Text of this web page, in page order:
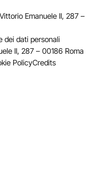
Emanuele II, 287 –
dei dati personali
II, 287 – 00186 Roma
PolicyCredits